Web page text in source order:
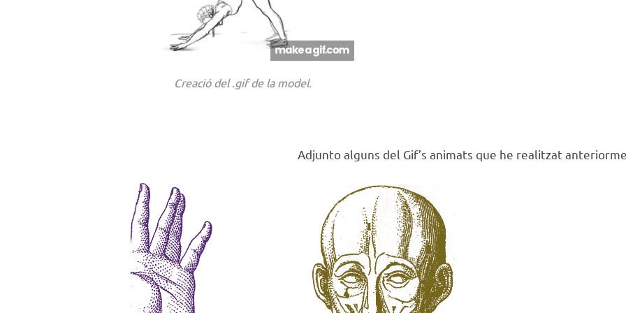
Creació del .gif de la model.
Adjunto alguns del Gif’s animats que he realitzat